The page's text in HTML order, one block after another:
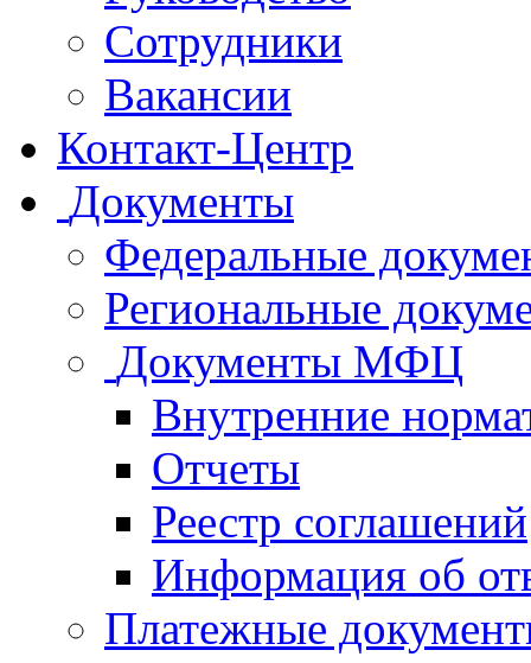
Сотрудники
Вакансии
Контакт-Центр
Документы
Федеральные
Региональные
Документы МФЦ
Внутренние
Отчеты
Реестр соглашений
Информация об
Платежные